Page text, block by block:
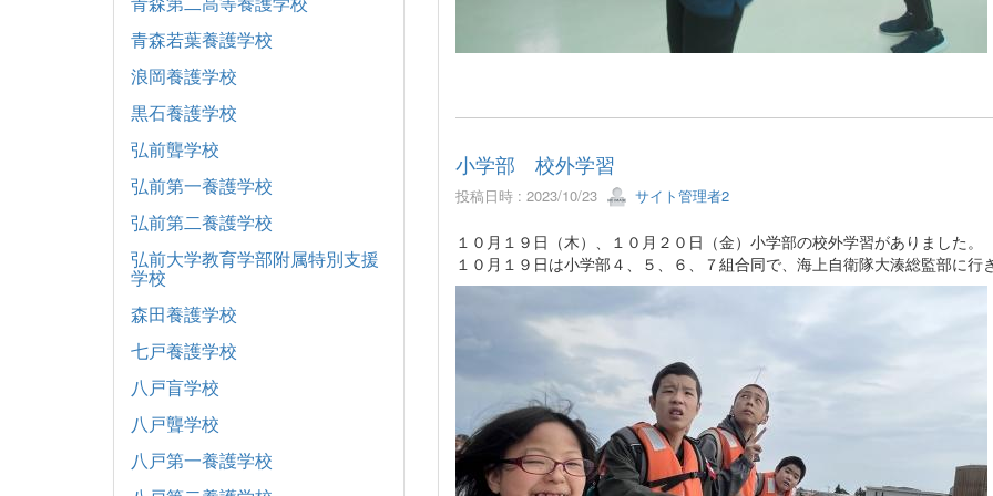
小学部 校外学習
投稿日時 : 2023/10/23 サイト管理者2
１０月１９日（木）、１０月２０日（金）小学部の校外学習がありました。
１０月１９日は小学部４、５、６、７組合同で、海上自衛隊大湊総監部に行
青森若葉養護学校
浪岡養護学校
黒石養護学校
弘前聾学校
弘前第一養護学校
弘前第二養護学校
弘前大学教育学部附属特別支援
学校
森田養護学校
七戸養護学校
八戸盲学校
八戸聾学校
八戸第一養護学校